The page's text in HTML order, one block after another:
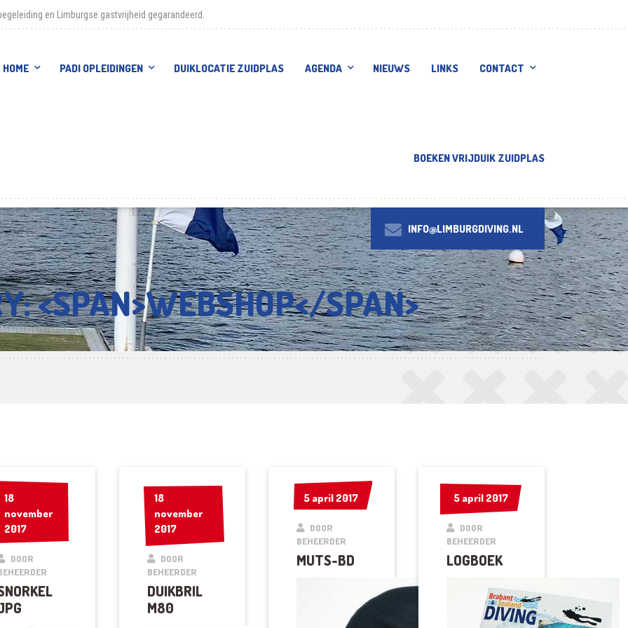
en Limburgse gastvrijheid gegarandeerd.
HOME PADI OPLEIDINGEN DUIKLOCATIE ZUIDPLAS AGENDA NIEUWS LINKS CONTACT
BOEKEN VRIJDUIK ZUIDPLAS
INFO@LIMBURGDIVING.NL
<SPAN>WEBSHOP</SPAN>
18
november
2017
18
november
2017
DOOR
18
november
2017
18
november
2017
DOOR
BEHEERDER
DUIKBRIL
M80
5 april 2017
5 april 2017
DOOR
BEHEERDER
MUTS-BD
5 april 2017
5 april 2017
DOOR
BEHEERDER
LOGBOEK